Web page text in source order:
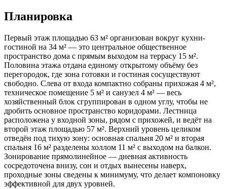
Планировка
Первый этаж площадью 63 м² организован вокруг кухни-
гостиной на 34 м² — это центральное общественное
пространство дома с прямым выходом на террасу 15 м².
Половина этажа отдана единому открытому объёму без
перегородок, где зона готовки и гостиная сосуществуют
свободно. Слева от входа компактно собраны прихожая 4 м²,
техническое помещение 5 м² и санузел 4 м² — весь
хозяйственный блок сгруппирован в одном углу, чтобы не
дробить основное пространство коридорами. Лестница
расположена у входной зоны, рядом с прихожей, и ведёт на
второй этаж площадью 57 м². Верхний уровень целиком
отведён под тихую зону: основная спальня 20 м² и вторая
спальня 16 м² разделены холлом 11 м² с выходом на балкон.
Зонирование прямолинейное — дневная активность
сосредоточена внизу, сон и отдых вынесены наверх,
проходные зоны сведены к минимуму, что делает компоновку
эффективной для двух уровней.